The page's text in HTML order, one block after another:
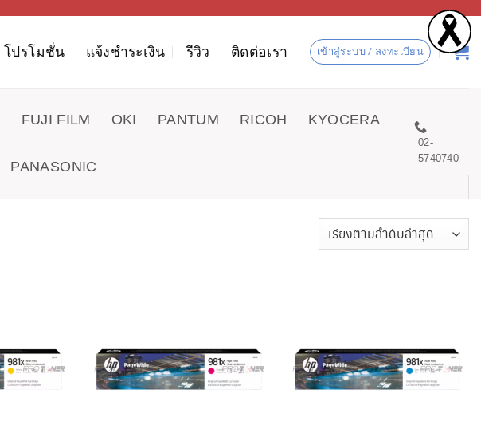
โปรโมชั่น แจ้งชำระเงิน รีวิว ติดต่อเรา เข้าสู่ระบบ / ลงทะเบียน
FUJI FILM OKI PANTUM RICOH KYOCERA
PANASONIC
02-
5740740